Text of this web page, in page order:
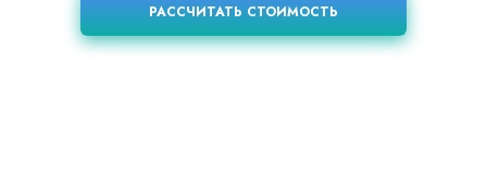
РАССЧИТАТЬ СТОИМОСТЬ